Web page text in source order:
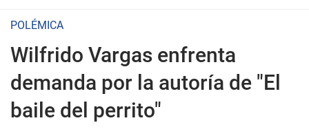
POLÉMICA
Wilfrido Vargas enfrenta
demanda por la autoría de "El
baile del perrito"